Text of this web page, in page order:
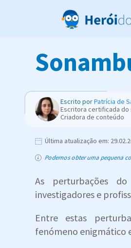
Escrito porPatrícia de
Escritora certificada do
Criadora de conteúdo
Última atualização em:
Podemos obter uma pequena
As perturbações
investigadores e
Entre estas
fenómeno enigmático